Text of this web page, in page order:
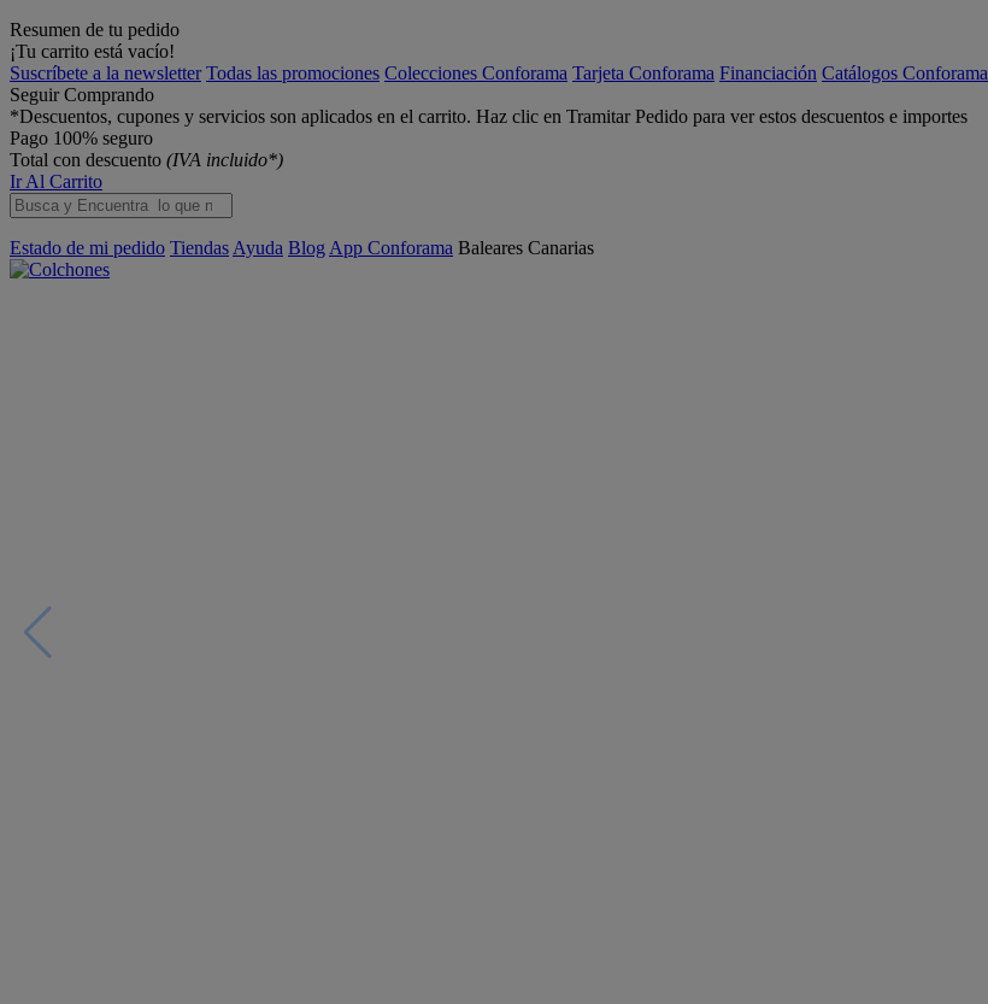
Resumen de tu pedido
¡Tu carrito está vacío!
Suscríbete a la newsletter Todas las promociones Colecciones Conforama Tarjeta Conforama Financiación Catálogos Conforama
Seguir Comprando
*Descuentos, cupones y servicios son aplicados en el carrito. Haz clic en Tramitar Pedido para ver estos descuentos e importes
Pago 100% seguro
Total con descuento (IVA incluido*)
Ir Al Carrito
Estado de mi pedido Tiendas Ayuda Blog App Conforama Baleares Canarias